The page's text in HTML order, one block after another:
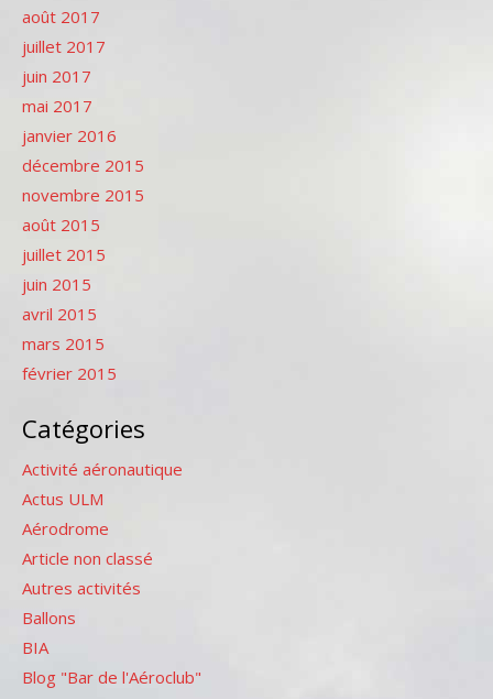
août 2017
juillet 2017
juin 2017
mai 2017
janvier 2016
décembre 2015
novembre 2015
août 2015
juillet 2015
juin 2015
avril 2015
mars 2015
février 2015
Catégories
Activité aéronautique
Actus ULM
Aérodrome
Article non classé
Autres activités
Ballons
BIA
Blog "Bar de l'Aéroclub"